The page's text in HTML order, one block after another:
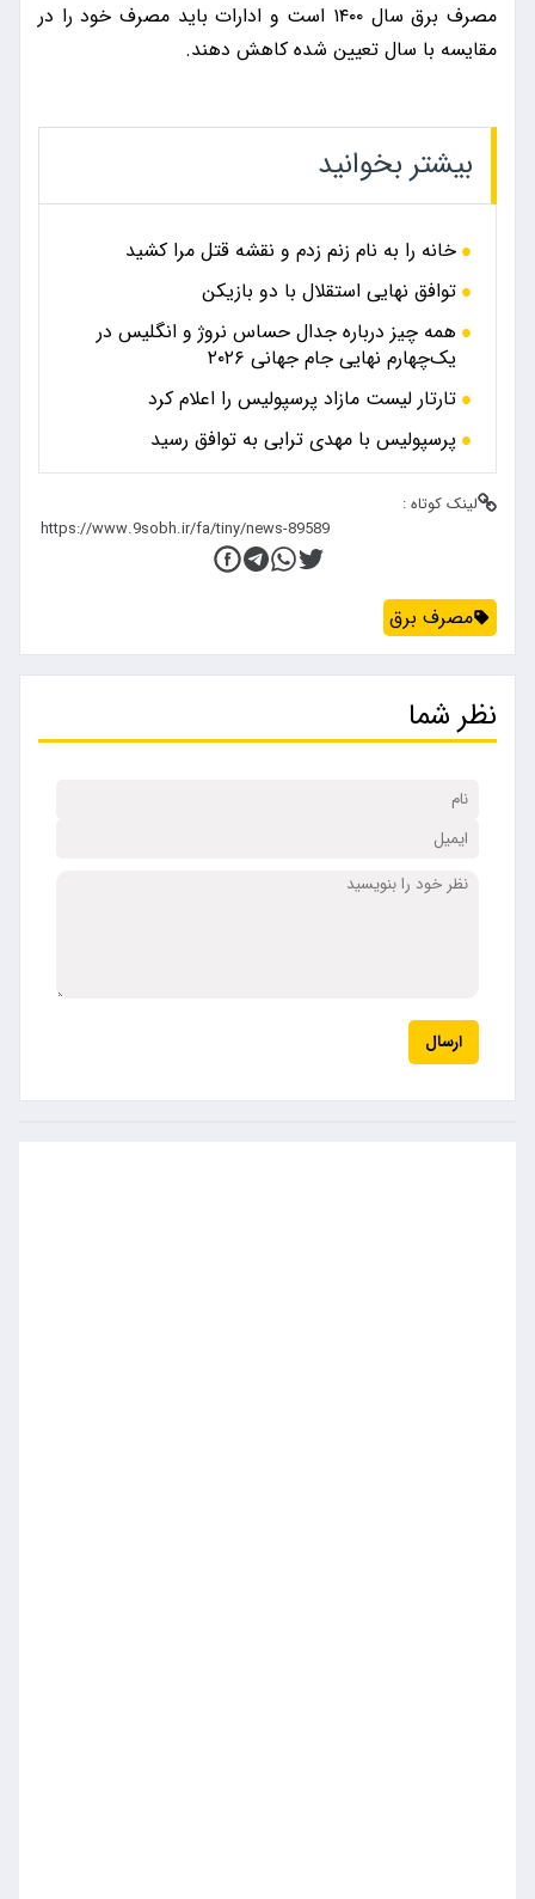
مصرف برق سال ۱۴۰۰ است و ادارات باید مصرف خود را در
مقایسه با سال تعیین شده کاهش دهند.
بیشتر بخوانید
خانه را به نام زنم زدم و نقشه قتل مرا کشید
توافق نهایی استقلال با دو بازیکن
همه چیز درباره جدال حساس نروژ و انگلیس در
یک‌چهارم نهایی جام جهانی ۲۰۲۶
تارتار لیست مازاد پرسپولیس را اعلام کرد
پرسپولیس با مهدی ترابی به توافق رسید
لینک کوتاه :
مصرف برق
نظر شما
ارسال